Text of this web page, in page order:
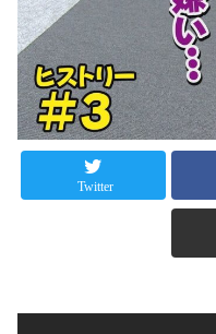
Twitter